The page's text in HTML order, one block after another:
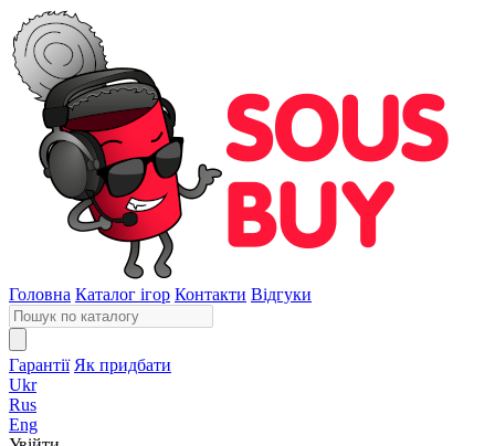
Головна Каталог ігор Контакти Відгуки
Гарантії Як придбати
Ukr
Rus
Eng